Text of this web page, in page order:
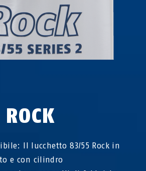
Il lucchetto 83/55 Rock in
e con cilindro